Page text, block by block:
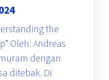
the
Oleh: Andreas
dengan
ditebak. Di